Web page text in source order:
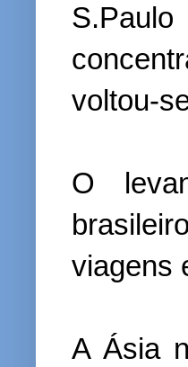
voltou-
O
viagens
A Ásia